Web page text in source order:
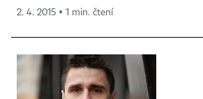
2. 4. 2015 ▪ 1 min. čtení